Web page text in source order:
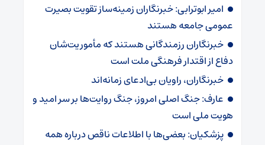
امیر ابوترابی: خبرنگاران زمینه‌ساز تقویت بصیرت
عمومی جامعه هستند
خبرنگاران رزمندگانی هستند که مأموریت‌شان
دفاع از اقتدار فرهنگی ملت است
خبرنگاران، راویان بی‌ادعای زمانه‌اند
عارف: جنگ اصلی امروز، جنگ روایت‌ها بر سر امید و
هویت ملی است
پزشکیان: بعضی‌ها با اطلاعات ناقص درباره همه